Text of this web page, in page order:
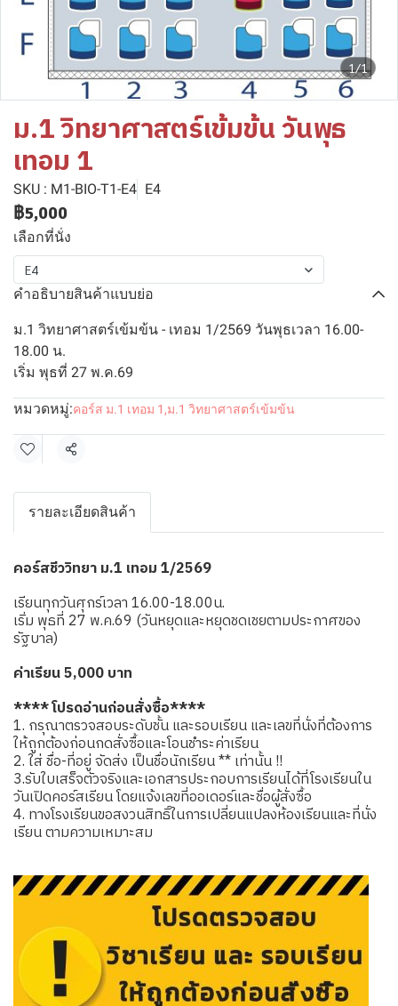
1/1
ม.1 วิทยาศาสตร์เข้มข้น วันพุธ
เทอม 1
SKU : M1-BIO-T1-E4 E4
฿5,000
เลือกที่นั่ง
E4
คำอธิบายสินค้าแบบย่อ
ม.1 วิทยาศาสตร์เข้มข้น - เทอม 1/2569 วันพุธเวลา 16.00-
18.00 น.
เริ่ม พุธที่ 27 พ.ค.69
หมวดหมู่:คอร์ส ม.1 เทอม 1 ,ม.1 วิทยาศาสตร์เข้มข้น
แชร์
รายละเอียดสินค้า
คอร์สชีววิทยา ม.1 เทอม 1/2569
เรียนทุกวันศุกร์เวลา 16.00-18.00น.
เริ่ม พุธที่ 27 พ.ค.69 (วันหยุดและหยุดชดเชยตามประกาศของ
รัฐบาล)
ค่าเรียน 5,000 บาท
**** โปรดอ่านก่อนสั่งซื้อ****
1. กรุณาตรวจสอบระดับชั้น และรอบเรียน และเลขที่นั่งที่ต้องการ
ให้ถูกต้องก่อนกดสั่งซื้อและโอนชำระค่าเรียน
2. ใส่ ชื่อ-ที่อยู่ จัดส่ง เป็นชื่อนักเรียน ** เท่านั้น !!
3.รับใบเสร็จตัวจริงและเอกสารประกอบการเรียนได้ที่โรงเรียนใน
วันเปิดคอร์สเรียน โดยแจ้งเลขที่ออเดอร์และชื่อผู้สั่งซื้อ
4. ทางโรงเรียนขอสงวนสิทธิ์ในการเปลี่ยนแปลงห้องเรียนและที่นั่ง
เรียน ตามความเหมาะสม